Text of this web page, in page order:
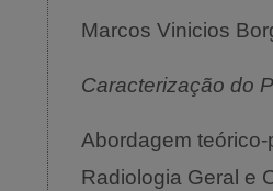
Marcos Vinicios
Caracterização do
Abordagem
Radiologia Geral e